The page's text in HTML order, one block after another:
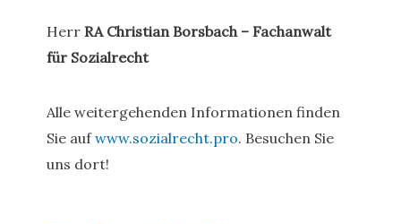
Herr RA Christian Borsbach – Fachanwalt
für Sozialrecht
Alle weitergehenden Informationen finden
Sie aufwww.sozialrecht.pro. Besuchen Sie
uns dort!